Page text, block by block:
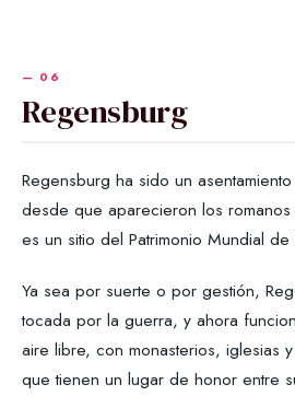
Regensburg
Regensburg ha sido un
desde que aparecieron los
es un sitio del Patrimonio Mundial de
Ya sea por suerte o por gestión,
tocada por la guerra, y ahora
aire libre, con monasterios, iglesias
que tienen un lugar de honor entre